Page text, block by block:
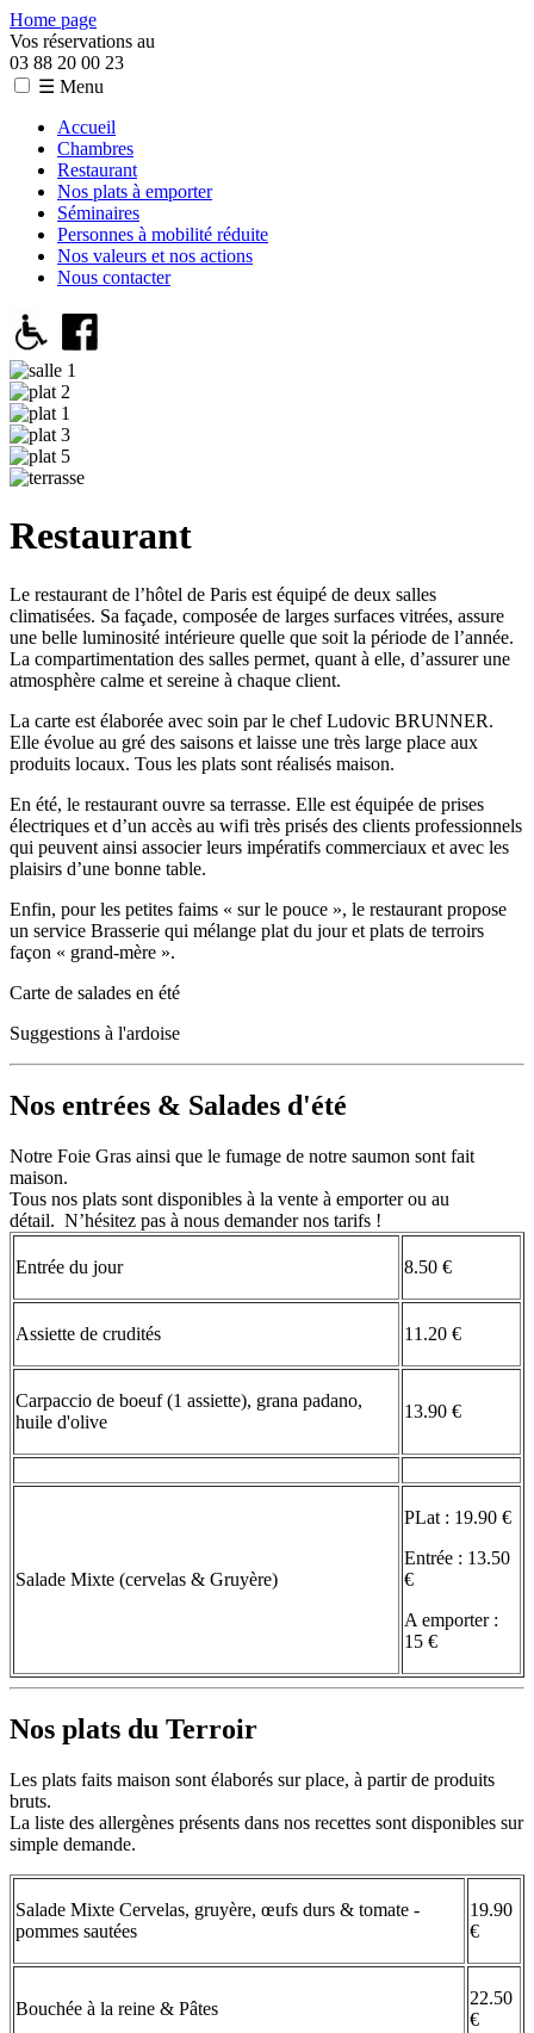
Home page
Vos réservations au
03 88 20 00 23
☰ Menu
Accueil
Chambres
Restaurant
Nos plats à emporter
Séminaires
Personnes à mobilité réduite
Nos valeurs et nos actions
Nous contacter
Restaurant
Le restaurant de l’hôtel de Paris est équipé de deux salles
climatisées. Sa façade, composée de larges surfaces vitrées, assure
une belle luminosité intérieure quelle que soit la période de l’année.
La compartimentation des salles permet, quant à elle, d’assurer une
atmosphère calme et sereine à chaque client.
La carte est élaborée avec soin par le chef Ludovic BRUNNER.
Elle évolue au gré des saisons et laisse une très large place aux
produits locaux. Tous les plats sont réalisés maison.
En été, le restaurant ouvre sa terrasse. Elle est équipée de prises
électriques et d’un accès au wifi très prisés des clients professionnels
qui peuvent ainsi associer leurs impératifs commerciaux et avec les
plaisirs d’une bonne table.
Enfin, pour les petites faims « sur le pouce », le restaurant propose
un service Brasserie qui mélange plat du jour et plats de terroirs
façon « grand-mère ».
Carte de salades en été
Suggestions à l'ardoise
Nos entrées & Salades d'été
Notre Foie Gras ainsi que le fumage de notre saumon sont fait
maison.
Tous nos plats sont disponibles à la vente à emporter ou au
détail. N’hésitez pas à nous demander nos tarifs !
Entrée du jour 8.50 €
Assiette de crudités 11.20 €
Carpaccio de boeuf (1 assiette), grana padano,
huile d'olive
13.90 €
Salade Mixte (cervelas & Gruyère)
PLat : 19.90 €
Entrée : 13.50
€
A emporter :
15 €
Nos plats du Terroir
Les plats faits maison sont élaborés sur place, à partir de produits
bruts.
La liste des allergènes présents dans nos recettes sont disponibles sur
simple demande.
Salade Mixte Cervelas, gruyère, œufs durs & tomate -
pommes sautées
19.90
€
Bouchée à la reine & Pâtes
22.50
€